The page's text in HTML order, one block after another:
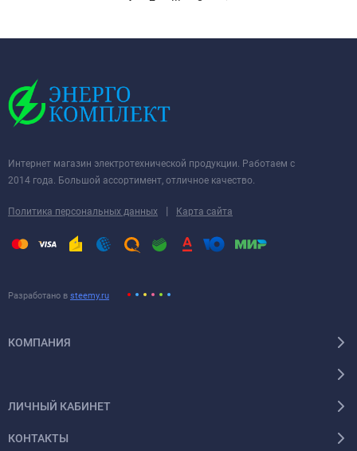
Интернет магазин электротехнической продукции. Работаем с
2014 года. Большой ассортимент, отличное качество.
Политика персональных данных | Карта сайта
Разработано в steemy.ru
КОМПАНИЯ
ЛИЧНЫЙ КАБИНЕТ
КОНТАКТЫ